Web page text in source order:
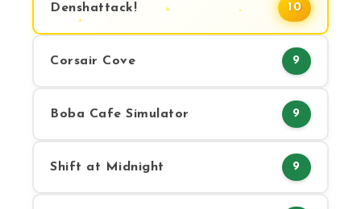
Denshattack! 10
Corsair Cove 9
Boba Cafe Simulator 9
Shift at Midnight 9